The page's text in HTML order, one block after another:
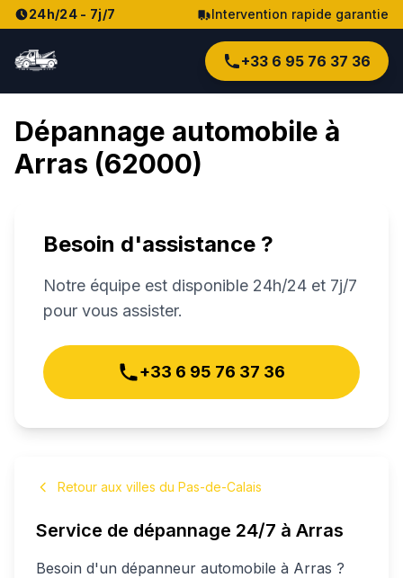
24h/24 - 7j/7 Intervention rapide garantie
+33 6 95 76 37 36
Dépannage automobile à
Arras (62000)
Besoin d'assistance ?
Notre équipe est disponible 24h/24 et 7j/7
pour vous assister.
+33 6 95 76 37 36
Retour aux villes du Pas-de-Calais
Service de dépannage 24/7 à Arras
Besoin d'un dépanneur automobile à Arras ?